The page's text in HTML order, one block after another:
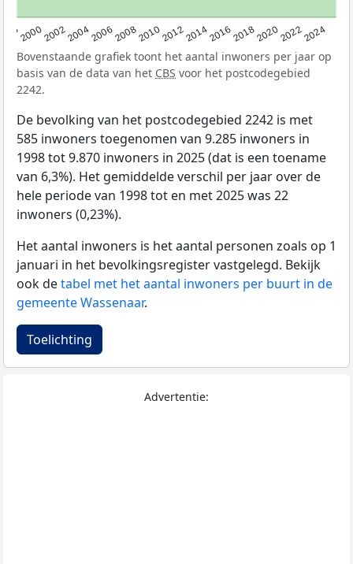
2000200220042006200820102012201420162018202020222024
Bovenstaande grafiek toont het aantal inwoners per jaar op
basis van de data van het CBS voor het postcodegebied
2242.
De bevolking van het postcodegebied 2242 is met
585 inwoners toegenomen van 9.285 inwoners in
1998 tot 9.870 inwoners in 2025 (dat is een toename
van 6,3%). Het gemiddelde verschil per jaar over de
hele periode van 1998 tot en met 2025 was 22
inwoners (0,23%).
Het aantal inwoners is het aantal personen zoals op 1
januari in het bevolkingsregister vastgelegd. Bekijk
ook detabel met het aantal inwoners per buurt in de
gemeente Wassenaar.
Toelichting
Advertentie: